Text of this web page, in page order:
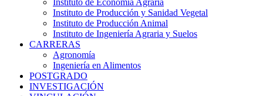
Instituto de Economía Agraria
Instituto de Producción y Sanidad Vegetal
Instituto de Producción Animal
Instituto de Ingeniería Agraria y Suelos
CARRERAS
Agronomía
Ingeniería en Alimentos
POSTGRADO
INVESTIGACIÓN